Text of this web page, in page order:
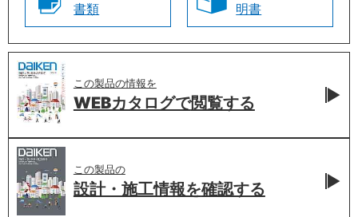
書類
明書
この製品の情報を
WEBカタログで閲覧する
この製品の
設計・施工情報を確認する